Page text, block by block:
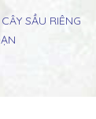
SẦU RIÊNG